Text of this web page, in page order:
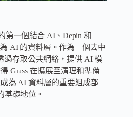
第一個結合 AI、Depin 和
AI 的資料層。作為一個去中
過存取公共網絡，提供 AI 模
Grass 在擴展至清理和準備
為 AI 資料層的重要組成部
基礎地位。